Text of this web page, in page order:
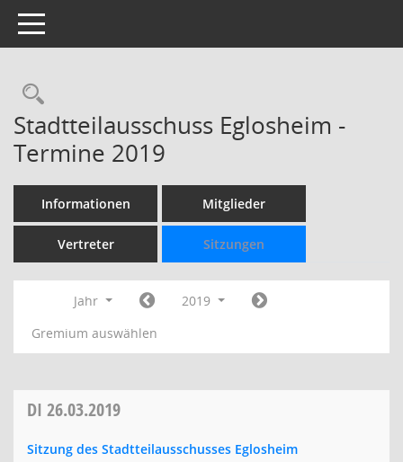
Toggle navigation
Rechercheauswahl
Stadtteilausschuss Eglosheim -
Termine 2019
Informationen Mitglieder
Vertreter Sitzungen
Jahr
2019
Gremium auswählen
DI 26.03.2019
Sitzung des Stadtteilausschusses Eglosheim